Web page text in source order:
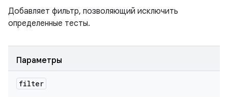
Добавляет фильтр, позволяющий исключить
определенные тесты.
Параметры
filter